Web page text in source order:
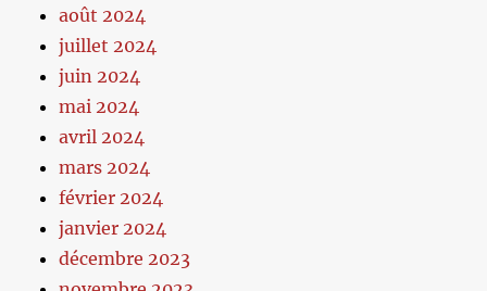
août 2024
juillet 2024
juin 2024
mai 2024
avril 2024
mars 2024
février 2024
janvier 2024
décembre 2023